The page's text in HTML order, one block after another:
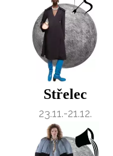
Střelec
23.11.-21.12.